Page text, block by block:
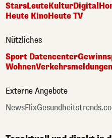
StarsLeuteKulturDigital
Heute KinoHeute TV
Nützliches
Sport Datencenter
WohnenVerkehrsmeldungen
Externe Angebote
NewsFlix